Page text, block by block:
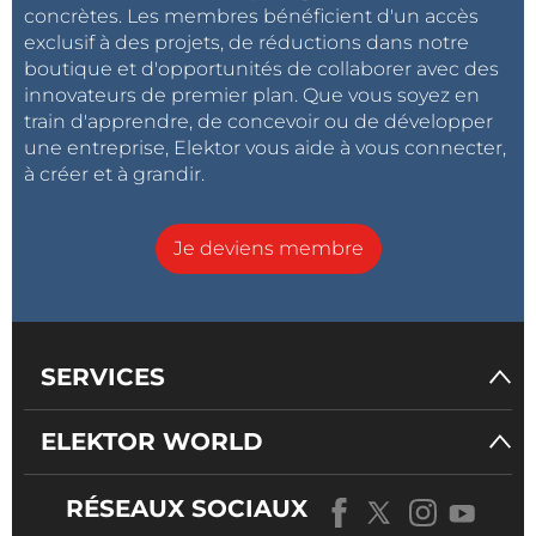
dans l'épisode précédent : elle envoie régulièrement
unPING et écoute sagement les messages de
requête de commutation qui arrivent viaMQTT. Si un
ordre tombe, elle l'exécute via l'actionneur et publie
un message de confirmation viaMQTT.
SiMQTTClient_Connected == false
ConnectAndSubscribeToTopic()entreprend de la
MQTTClient_Connecteda d'ailleurs la valeur
dès la connexion au réseau Wi-Fi, sans attendre que
l'utilisateur force toujours la carte à établir une
Messages d'état via MQTT
concrètes. Les membres bénéficient d'un accès
exclusif à des projets, de réductions dans notre
boutique et d'opportunités de collaborer avec des
innovateurs de premier plan. Que vous soyez en
train d'apprendre, de concevoir ou de développer
une entreprise, Elektor vous aide à vous connecter,
à créer et à grandir.
Je deviens membre
SERVICES
ELEKTOR WORLD
RÉSEAUX SOCIAUX